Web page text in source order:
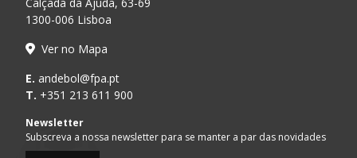
1300-006 Lisboa
Ver no Mapa
E. andebol@fpa.pt
T. +351 213 611 900
Newsletter
Subscreva a nossa newsletter para se manter a par das novidades